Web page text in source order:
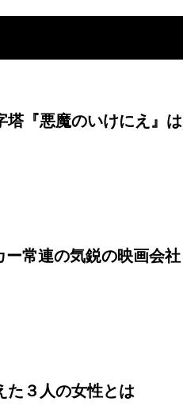
塔『悪魔のいけにえ』は
常連の気鋭の映画会社
た３人の女性とは